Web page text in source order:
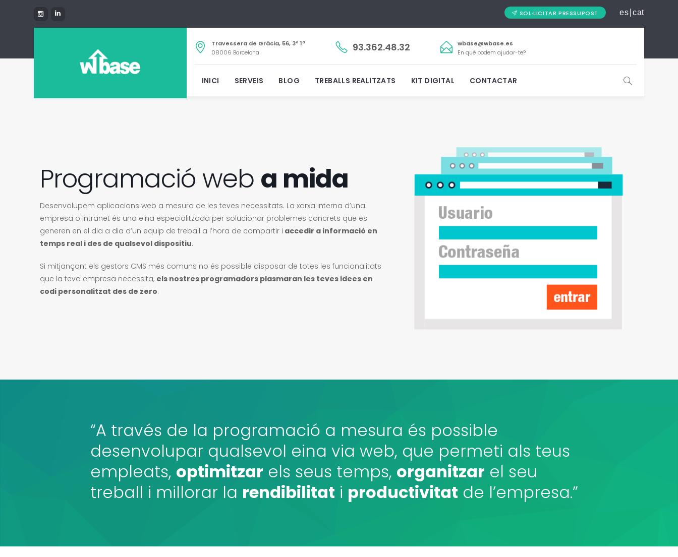
SOL·LICITAR PRESSUPOST es cat
Travessera de Gràcia, 56, 3º 1ª
08006 Barcelona
93.362.48.32
wbase@wbase.es
En què podem ajudar-te?
INICI SERVEIS BLOG TREBALLS REALITZATS KIT DIGITAL CONTACTAR
Programació web a mida
Desenvolupem aplicacions web a mesura de les teves necessitats. La xarxa interna d’una
empresa o intranet és una eina especialitzada per solucionar problemes concrets que es
generen en el dia a dia d’un equip de treball a l’hora de compartir i accedir a informació en
temps real i des de qualsevol dispositiu.
Si mitjançant els gestors CMS més comuns no és possible disposar de totes les funcionalitats
que la teva empresa necessita, els nostres programadors plasmaran les teves idees en
codi personalitzat des de zero.
“A través de la programació a mesura és possible
desenvolupar qualsevol eina via web, que permeti als teus
empleats, optimitzar els seus temps, organitzar el seu
treball i millorar la rendibilitat i productivitat de l’empresa.”